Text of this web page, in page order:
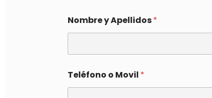
Nombre y Apellidos*
Teléfono o Movil *